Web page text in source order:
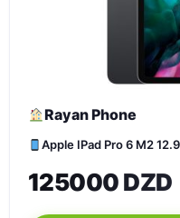
Rayan Phone
Apple IPad Pro 6 M2
125000 DZD